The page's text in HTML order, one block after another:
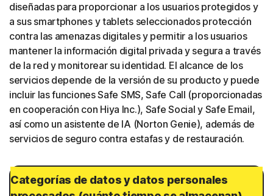
diseñadas para proporcionar a los usuarios protegidos y
a sus smartphones y tablets seleccionados protección
contra las amenazas digitales y permitir a los usuarios
mantener la información digital privada y segura a través
de la red y monitorear su identidad. El alcance de los
servicios depende de la versión de su producto y puede
incluir las funciones Safe SMS, Safe Call (proporcionadas
en cooperación con Hiya Inc.), Safe Social y Safe Email,
así como un asistente de IA (Norton Genie), además de
servicios de seguro contra estafas y de restauración.
Categorías de datos y datos personales